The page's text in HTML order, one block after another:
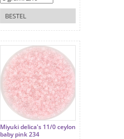
BESTEL
Miyuki delica's 11/0 ceylon
baby pink 234